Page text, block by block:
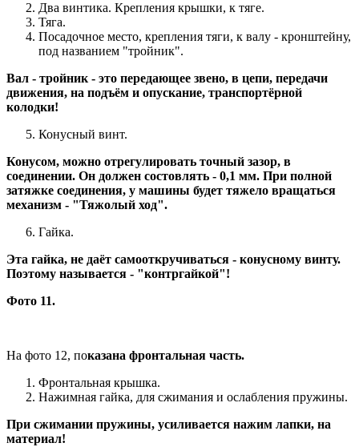
Два винтика. Крепления крышки, к тяге.
Тяга.
Посадочное место, крепления тяги, к валу - кронштейну,
под названием "тройник".
Вал - тройник - это передающее звено, в цепи, передачи
движения, на подъём и опускание, транспортёрной
колодки!
Конусный винт.
Конусом, можно отрегулировать точный зазор, в
соединении. Он должен состовлять - 0,1 мм. При полной
затяжке соединения, у машины будет тяжело вращаться
механизм - "Тяжолый ход".
Гайка.
Эта гайка, не даёт самооткручиваться - конусному винту.
Поэтому называется - "контргайкой"!
Фото 11.
На фото 12, показана фронтальная часть.
Фронтальная крышка.
Нажимная гайка, для сжимания и ослабления пружины.
При сжимании пружины, усиливается нажим лапки, на
материал!